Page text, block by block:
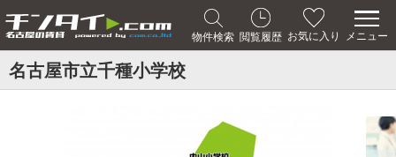
物件検索 閲覧履歴 お気に入り メニュー
名古屋市立千種小学校